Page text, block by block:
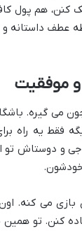
کنن، هم
عطف
موفقیت
می گیره.
یه راه
و دوستاش تو
خودشون.
می کنه.
کنن. تو